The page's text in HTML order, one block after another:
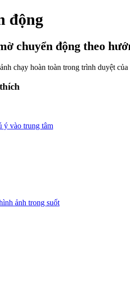
động
chuyển động theo
chạy hoàn toàn trong trình duyệt
ý vào trung tâm
ảnh trong suốt